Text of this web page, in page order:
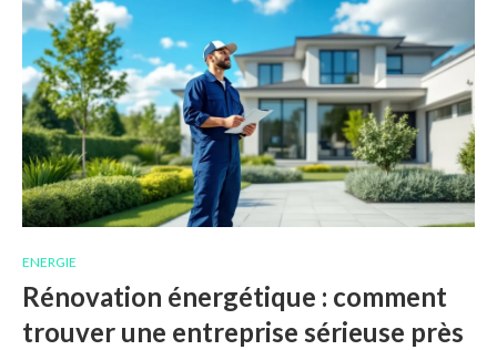
ENERGIE
Rénovation énergétique : comment
trouver une entreprise sérieuse près